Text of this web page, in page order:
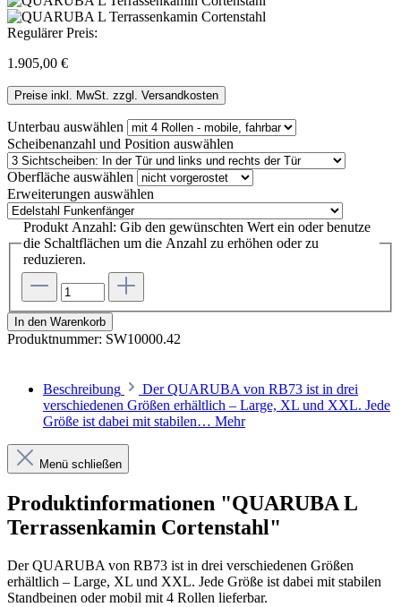
Regulärer Preis:
1.905,00 €
Preise inkl. MwSt. zzgl. Versandkosten
Unterbau auswählen
Scheibenanzahl und Position auswählen
Oberfläche auswählen
Erweiterungen auswählen
Produkt Anzahl: Gib den gewünschten Wert ein oder benutze
die Schaltflächen um die Anzahl zu erhöhen oder zu
reduzieren.
In den Warenkorb
Produktnummer: SW10000.42
Beschreibung
Der QUARUBA von RB73 ist in drei
verschiedenen Größen erhältlich – Large, XL und XXL. Jede
Größe ist dabei mit stabilen… Mehr
Menü schließen
Produktinformationen "QUARUBA L
Terrassenkamin Cortenstahl"
Der QUARUBA von RB73 ist in drei verschiedenen Größen
erhältlich – Large, XL und XXL. Jede Größe ist dabei mit stabilen
Standbeinen oder mobil mit 4 Rollen lieferbar.